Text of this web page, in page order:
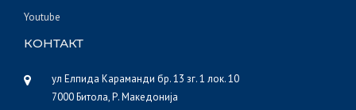
Youtube
КОНТАКТ
ул Елпида Караманди бр. 13 зг. 1 лок. 10
7000 Битола, Р. Македонија